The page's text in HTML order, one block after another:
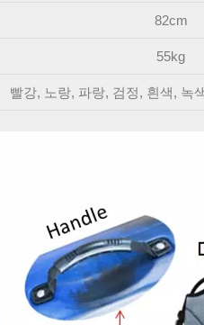
82cm
55kg
빨강, 노랑, 파랑, 검정, 흰색, 녹